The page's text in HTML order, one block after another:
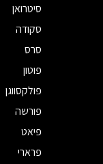
סיטרואן
סקודה
סרס
פוטון
פולקסווגן
פורשה
פיאט
פרארי